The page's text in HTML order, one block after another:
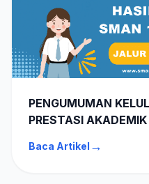
PENGUMUMAN
PRESTASI
Baca Artikel →